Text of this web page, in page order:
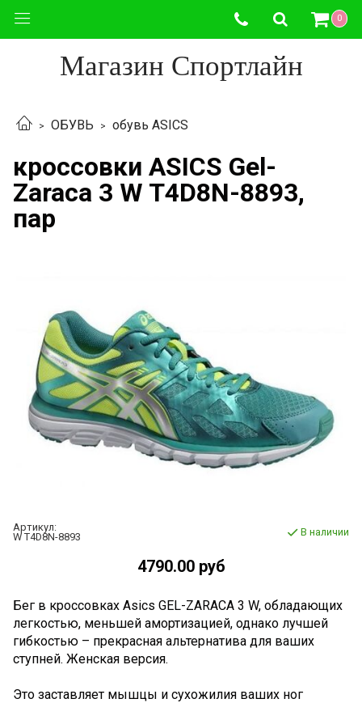
0
Магазин Спортлайн
ОБУВЬ обувь ASICS
кроссовки ASICS Gel-
Zaraca 3 W T4D8N-8893,
пар
Артикул:
W T4D8N-8893
В наличии
4790.00 руб
Бег в кроссовках Asics GEL-ZARACA 3 W, обладающих
легкостью, меньшей амортизацией, однако лучшей
гибкостью – прекрасная альтернатива для ваших
ступней. Женская версия.
Это заставляет мышцы и сухожилия ваших ног